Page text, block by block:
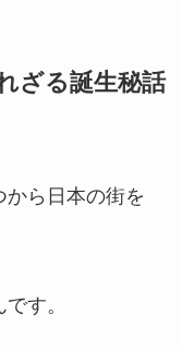
ざる誕生秘話
ら日本の街を
す。